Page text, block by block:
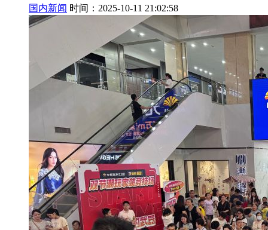
国内新闻 时间：2025-10-11 21:02:58